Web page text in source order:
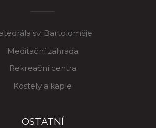
sv. Bartoloměje
Meditační zahrada
Rekreační centra
Kostely a kaple
OSTATNÍ